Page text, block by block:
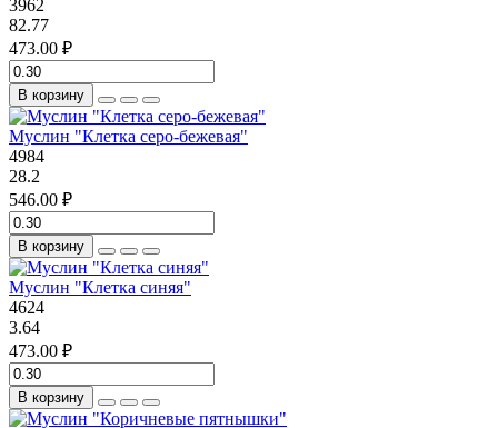
3962
82.77
473.00 ₽
В корзину
Муслин "Клетка серо-бежевая"
4984
28.2
546.00 ₽
В корзину
Муслин "Клетка синяя"
4624
3.64
473.00 ₽
В корзину